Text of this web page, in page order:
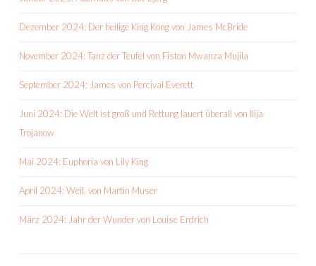
Dezember 2024: Der heilige King Kong von James McBride
November 2024: Tanz der Teufel von Fiston Mwanza Mujila
September 2024: James von Percival Everett
Juni 2024: Die Welt ist groß und Rettung lauert überall von Ilija
Trojanow
Mai 2024: Euphoria von Lily King
April 2024: Weil. von Martin Muser
März 2024: Jahr der Wunder von Louise Erdrich